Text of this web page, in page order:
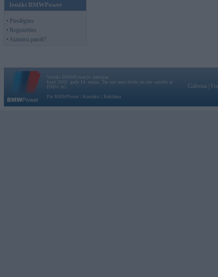
Ienākt BMWPower
• Pieslēgties
• Reģistrēties
• Aizmirsi paroli?
Vortāls BMWPower.lv darbojas
kopš 2002. gada 14. maija. Tas nav auto klubs un nav saistīts ar
BMW AG.
Par BMWPower
Kontakti Reklāma
Galvena